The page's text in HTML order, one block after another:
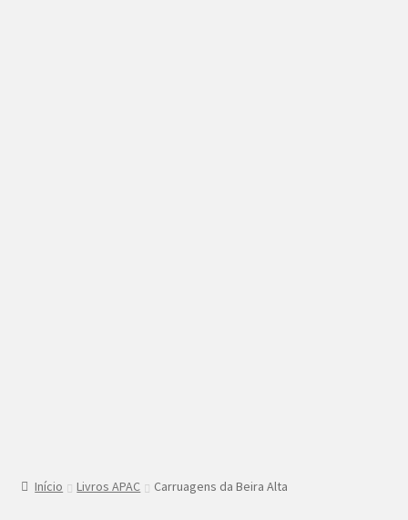
Início Livros APAC Carruagens da Beira Alta